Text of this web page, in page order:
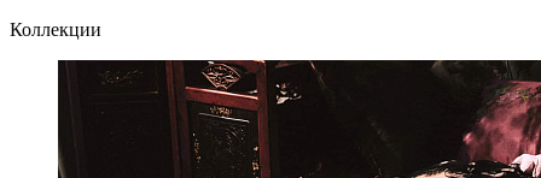
Коллекции